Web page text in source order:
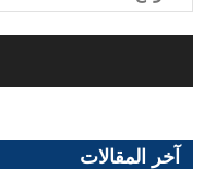
آخر المقالات